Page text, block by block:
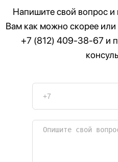
Напишите свой вопрос и
Вам как можно скорее
+7 (812) 409-38-67 и